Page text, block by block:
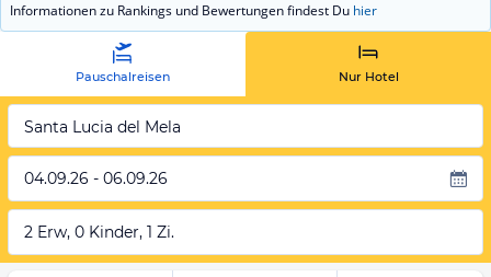
Informationen zu Rankings und Bewertungen findest Du hier
Pauschalreisen Nur Hotel
Santa Lucia del Mela
04.09.26 - 06.09.26
2 Erw, 0 Kinder, 1 Zi.